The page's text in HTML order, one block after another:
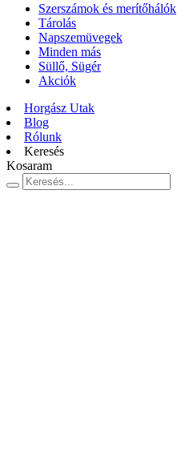
Szerszámok és merítőhálók
Tárolás
Napszemüvegek
Minden más
Süllő, Sügér
Akciók
Horgász Utak
Blog
Rólunk
Keresés
Kosaram